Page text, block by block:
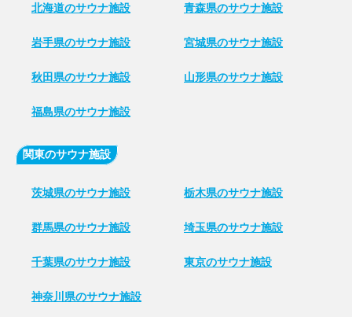
北海道のサウナ施設 青森県のサウナ施設
岩手県のサウナ施設 宮城県のサウナ施設
秋田県のサウナ施設 山形県のサウナ施設
福島県のサウナ施設
関東のサウナ施設
茨城県のサウナ施設 栃木県のサウナ施設
群馬県のサウナ施設 埼玉県のサウナ施設
千葉県のサウナ施設 東京のサウナ施設
神奈川県のサウナ施設